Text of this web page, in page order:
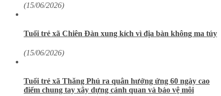
(15/06/2026)
Tuổi trẻ xã Chiên Đàn xung kích vì địa bàn không ma túy
(15/06/2026)
Tuổi trẻ xã Thăng Phú ra quân hưởng ứng 60 ngày cao
điểm chung tay xây dựng cảnh quan và bảo vệ môi